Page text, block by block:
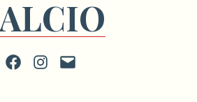
FacebookInstagram
scrivi